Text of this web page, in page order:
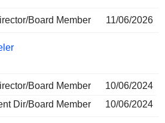
Board Member 11/06/2026
Board Member
10/06/2024
Dir/Board Member
10/06/2024